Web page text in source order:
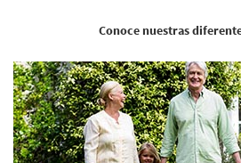
Conoce nuestras